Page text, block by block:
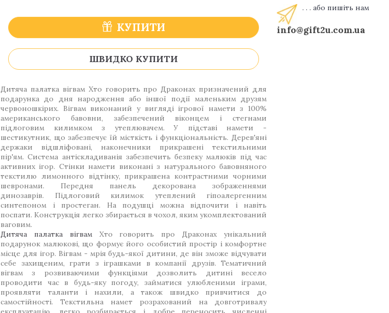
. . . або пишіть нам
info@gift2u.com.ua
КУПИТИ
ШВИДКО КУПИТИ
Дитяча палатка вігвам Хто говорить про Драконах призначений для
подарунка до дня народження або іншої події маленьким друзям
червоношкірих. Вігвам виконаний у вигляді ігрової намети з 100%
американського бавовни, забезпечений віконцем і стегнами
підлоговим килимком з утеплювачем. У підставі намети -
шестикутник, що забезпечує їй місткість і функціональність. Дерев'яні
держаки відшліфовані, наконечники прикрашені текстильними
пір'ям. Система антіскладиванія забезпечить безпеку малюків під час
активних ігор. Стінки намети виконані з натурального бавовняного
текстилю лимонного відтінку, прикрашена контрастними чорними
шевронами. Передня панель декорована зображеннями
динозаврів. Підлоговий килимок утеплений гіпоалергенним
синтепоном і простеган. На подушці можна відпочити і навіть
поспати. Конструкція легко збирається в чохол, яким укомплектований
ваговим.
Дитяча палатка вігвамХто говорить про Драконах унікальний
подарунок малюкові, що формує його особистий простір і комфортне
місце для ігор. Вігвам - мрія будь-якої дитини, де він зможе відчувати
себе захищеним, грати з іграшками в компанії друзів. Тематичний
вігвам з розвиваючими функціями дозволить дитині весело
проводити час в будь-яку погоду, займатися улюбленими іграми,
проявляти таланти і нахили, а також швидко привчитися до
самостійності. Текстильна намет розрахований на довготривалу